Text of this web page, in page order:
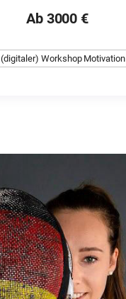
Ab 3000 €
(digitaler) Workshop Motivation